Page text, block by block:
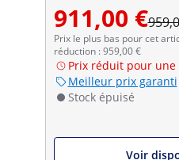
911,00 €
Prix le plus bas pour cet
réduction : 959,00 €
Prix réduit pour
Meilleur prix garanti
Stock épuisé
Voir